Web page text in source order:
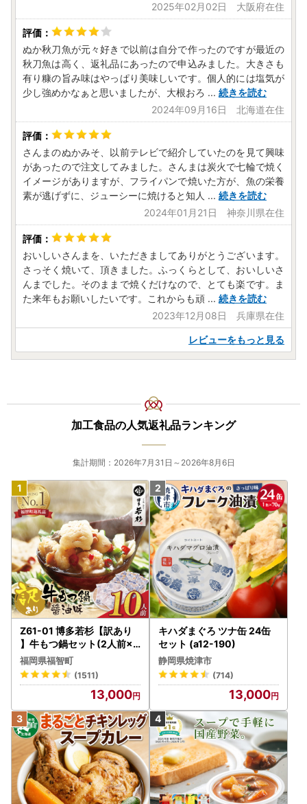
2025年02月02日 大阪府在住
ぬか秋刀魚が元々好きで以前は自分で作ったのですが最近の
秋刀魚は高く、返礼品にあったので申込みました。大きさも
有り糠の旨み味はやっぱり美味しいです。個人的には塩気が
少し強めかなぁと思いましたが、大根おろ ... 続きを読む
2024年09月16日 北海道在住
さんまのぬかみそ、以前テレビで紹介していたのを見て興味
があったので注文してみました。さんまは炭火で七輪で焼く
イメージがありますが、フライパンで焼いた方が、魚の栄養
素が逃げずに、ジューシーに焼けると知人 ... 続きを読む
2024年01月21日 神奈川県在住
おいしいさんまを、いただきましてありがとうございます。
さっそく焼いて、頂きました。ふっくらとして、おいしいさ
んまでした。そのままで焼くだけなので、とても楽です。ま
た来年もお願いしたいです。これからも頑 ... 続きを読む
2023年12月08日 兵庫県在住
レビューをもっと見る
加工食品の人気返礼品ランキング
集計期間：2026年7月31日～2026年8月6日
Z61-01 博多若杉【訳あり
】牛もつ鍋セット(2人前×5
) 10人前 もつ鍋
福岡県福智町
(1511)
13,000
キハダまぐろ ツナ缶 24缶
セット (a12-190)
静岡県焼津市
(714)
13,000